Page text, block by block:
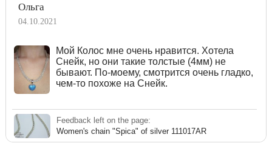
Ольга
04.10.2021
Мой Колос мне очень нравится. Хотела
Снейк, но они такие толстые (4мм) не
бывают. По-моему, смотрится очень гладко,
чем-то похоже на Снейк.
Feedback left on the page:
Women's chain "Spica" of silver 111017AR